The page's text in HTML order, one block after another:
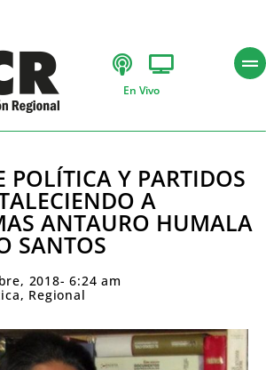
En Vivo
POLÍTICA Y PARTIDOS
A
ANTAURO HUMALA
SANTOS
2018- 6:24 am
, Regional